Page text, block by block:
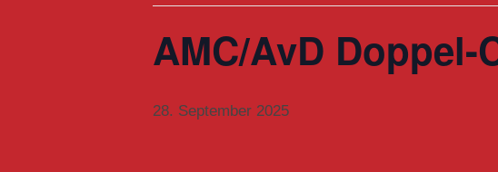
AMC/AvD
28. September 2025